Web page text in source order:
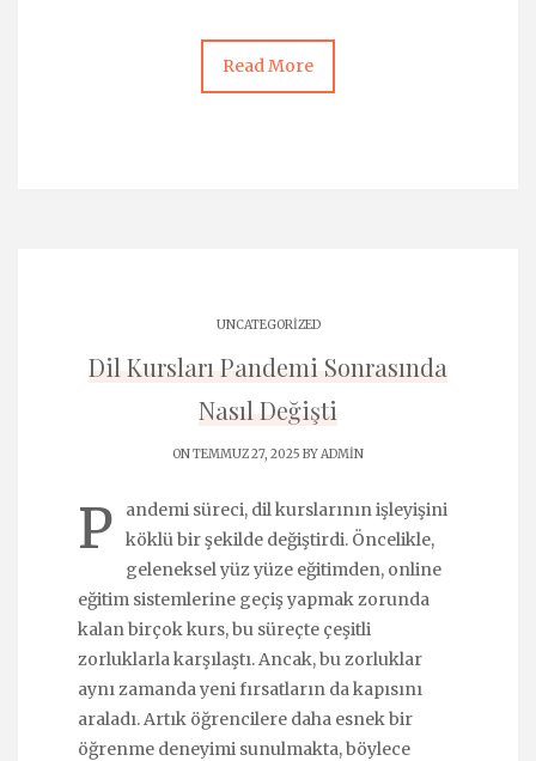
Read More
UNCATEGORIZED
Dil Kursları Pandemi Sonrasında
Nasıl Değişti
ON TEMMUZ 27, 2025 BYADMIN
P
andemi süreci, dil kurslarının işleyişini
köklü bir şekilde değiştirdi. Öncelikle,
geleneksel yüz yüze eğitimden, online
eğitim sistemlerine geçiş yapmak zorunda
kalan birçok kurs, bu süreçte çeşitli
zorluklarla karşılaştı. Ancak, bu zorluklar
aynı zamanda yeni fırsatların da kapısını
araladı. Artık öğrencilere daha esnek bir
öğrenme deneyimi sunulmakta, böylece